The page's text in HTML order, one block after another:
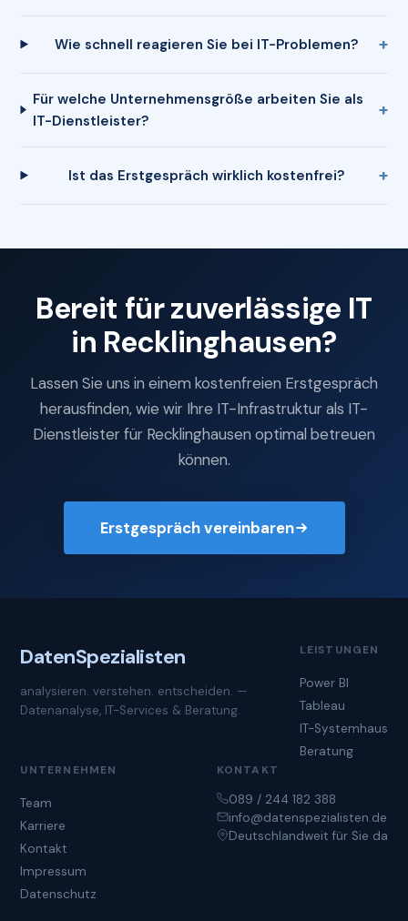
Wie schnell reagieren Sie bei IT-Problemen?
Für welche Unternehmensgröße arbeiten Sie als
IT-Dienstleister?
Ist das Erstgespräch wirklich kostenfrei?
Bereit für zuverlässige IT
in Recklinghausen?
Lassen Sie uns in einem kostenfreien Erstgespräch
herausfinden, wie wir Ihre IT-Infrastruktur als IT-
Dienstleister für Recklinghausen optimal betreuen
können.
Erstgespräch vereinbaren
DatenSpezialisten
analysieren. verstehen. entscheiden. —
Datenanalyse, IT-Services & Beratung.
LEISTUNGEN
Power BI
Tableau
IT-Systemhaus
Beratung
UNTERNEHMEN
Team
Karriere
Kontakt
Impressum
Datenschutz
KONTAKT
089 / 244 182 388
info@datenspezialisten.de
Deutschlandweit für Sie da